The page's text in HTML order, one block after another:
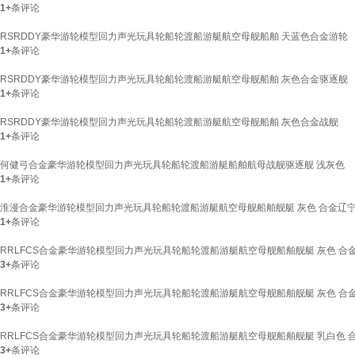
1+条评论
RSRDDY豪华游轮模型回力声光玩具轮船轮渡船游艇航空母舰船舶 天蓝色合金游轮
1+条评论
RSRDDY豪华游轮模型回力声光玩具轮船轮渡船游艇航空母舰船舶 灰色合金驱逐舰
1+条评论
RSRDDY豪华游轮模型回力声光玩具轮船轮渡船游艇航空母舰船舶 灰色合金战舰
1+条评论
何健弓合金豪华游轮模型回力声光玩具轮船轮渡船游艇船舶航母战舰驱逐舰 浅灰色
1+条评论
淮漫合金豪华游轮模型回力声光玩具轮船轮渡船游艇航空母舰船舶舰艇 灰色 合金辽
1+条评论
RRLFCS合金豪华游轮模型回力声光玩具轮船轮渡船游艇航空母舰船舶舰艇 灰色 合
3+条评论
RRLFCS合金豪华游轮模型回力声光玩具轮船轮渡船游艇航空母舰船舶舰艇 灰色 合
3+条评论
RRLFCS合金豪华游轮模型回力声光玩具轮船轮渡船游艇航空母舰船舶舰艇 乳白色
3+条评论